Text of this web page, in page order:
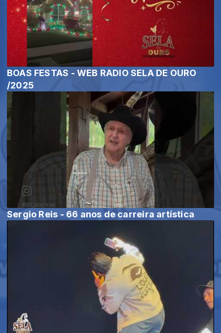
BOAS FESTAS - WEB RADIO SELA DE OURO
/2025
Sergio Reis - 66 anos de carreira artística